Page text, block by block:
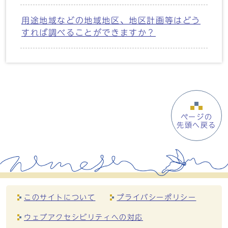
用途地域などの地域地区、地区計画等はどう
すれば調べることができますか？
ページの
先頭へ戻る
このサイトについて プライバシーポリシー
ウェブアクセシビリティへの対応